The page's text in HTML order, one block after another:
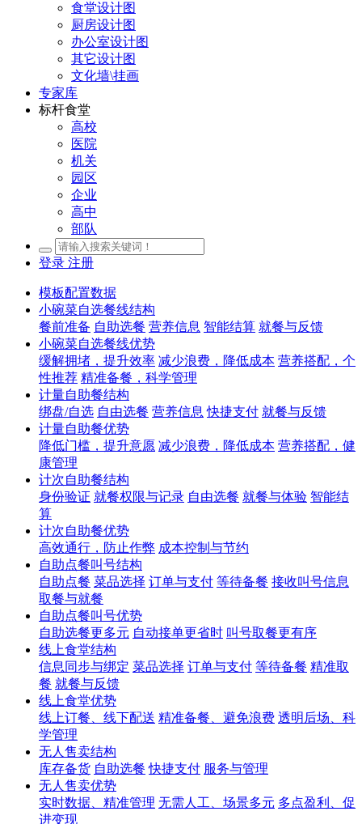
食堂设计图
厨房设计图
办公室设计图
其它设计图
文化墙\挂画
专家库
标杆食堂
高校
医院
机关
园区
企业
高中
部队
登录 注册
模板配置数据
小碗菜自选餐线结构
餐前准备 自助选餐 营养信息 智能结算 就餐与反馈
小碗菜自选餐线优势
缓解拥堵，提升效率 减少浪费，降低成本 营养搭配，个
性推荐 精准备餐，科学管理
计量自助餐结构
绑盘/自选 自由选餐 营养信息 快捷支付 就餐与反馈
计量自助餐优势
降低门槛，提升意愿 减少浪费，降低成本 营养搭配，健
康管理
计次自助餐结构
身份验证 就餐权限与记录 自由选餐 就餐与体验 智能结
算
计次自助餐优势
高效通行，防止作弊 成本控制与节约
自助点餐叫号结构
自助点餐 菜品选择 订单与支付 等待备餐 接收叫号信息
取餐与就餐
自助点餐叫号优势
自助选餐更多元 自动接单更省时 叫号取餐更有序
线上食堂结构
信息同步与绑定 菜品选择 订单与支付 等待备餐 精准取
餐 就餐与反馈
线上食堂优势
线上订餐、线下配送 精准备餐、避免浪费 透明后场、科
学管理
无人售卖结构
库存备货 自助选餐 快捷支付 服务与管理
无人售卖优势
实时数据、精准管理 无需人工、场景多元 多点盈利、促
进变现